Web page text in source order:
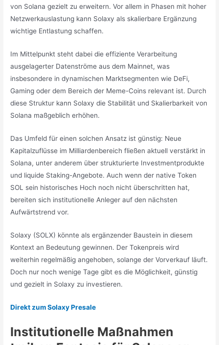
von Solana gezielt zu erweitern. Vor allem in Phasen mit hoher
Netzwerkauslastung kann Solaxy als skalierbare Ergänzung
wichtige Entlastung schaffen.
Im Mittelpunkt steht dabei die effiziente Verarbeitung
ausgelagerter Datenströme aus dem Mainnet, was
insbesondere in dynamischen Marktsegmenten wie DeFi,
Gaming oder dem Bereich der Meme-Coins relevant ist. Durch
diese Struktur kann Solaxy die Stabilität und Skalierbarkeit von
Solana maßgeblich erhöhen.
Das Umfeld für einen solchen Ansatz ist günstig: Neue
Kapitalzuflüsse im Milliardenbereich fließen aktuell verstärkt in
Solana, unter anderem über strukturierte Investmentprodukte
und liquide Staking-Angebote. Auch wenn der native Token
SOL sein historisches Hoch noch nicht überschritten hat,
bereiten sich institutionelle Anleger auf den nächsten
Aufwärtstrend vor.
Solaxy (SOLX) könnte als ergänzender Baustein in diesem
Kontext an Bedeutung gewinnen. Der Tokenpreis wird
weiterhin regelmäßig angehoben, solange der Vorverkauf läuft.
Doch nur noch wenige Tage gibt es die Möglichkeit, günstig
und gezielt in Solaxy zu investieren.
Direkt zum Solaxy Presale
Institutionelle Maßnahmen